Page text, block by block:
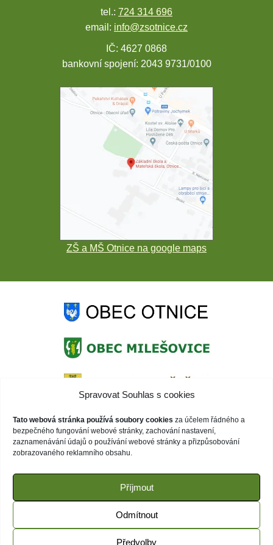
Spravovat Souhlas s cookies
Tato webová stránka používá soubory cookies za účelem řádného a
bezpečného fungování webové stránky, zachování nastavení,
zaznamenávání údajů o používání webové stránky a přizpůsobování
zobrazovaného reklamního obsahu.
Příjmout
Odmítnout
Předvolby
tel.: 724 314 696
email: info@zsotnice.cz
IČ: 4627 0868
bankovní spojení: 2043 9731/0100
ZŠ a MŠ Otnice na google maps